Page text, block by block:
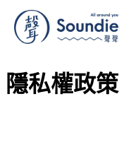
隱私權政策